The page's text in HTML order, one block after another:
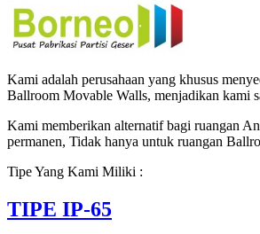
Kami adalah perusahaan yang khusus
Ballroom Movable Walls, menjadikan kami
Kami memberikan alternatif bagi ruangan
permanen, Tidak hanya untuk ruangan
Tipe Yang Kami Miliki :
TIPE IP-65